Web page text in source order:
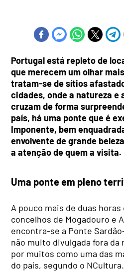
Portugal está repleto de
que merecem um olhar
tratam-se de sítios
cidades, onde a natureza e
cruzam de forma
país, há uma ponte que é
Imponente, bem
envolvente de grande
a atenção de quem a visita.
Uma ponte em pleno
A pouco mais de duas
concelhos de Mogadouro e
encontra-se a Ponte
não muito divulgada fora da
por muitos como uma das
do país, segundo o NCultura.